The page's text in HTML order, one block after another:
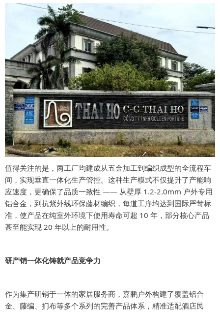
值得关注的是，两工厂均建成从五金加工到编织成型的全流程车
间，实现垂直一体化生产管控。这种生产模式不仅提升了产能响
应速度，更确保了品质一致性 —— 从壁厚 1.2-2.0mm 户外专用
铝合金，到抗紫外线环保藤材编织，每道工序均达到国际严苛标
准，使产品在纯室外环境下使用寿命可超 10 年，部分核心产品
甚至能实现 20 年以上的耐用性。
研产销一体化铸就产品竞争力
作为集产研销于一体的家居服务商，嘉鹏户外构建了覆盖铝合
金、藤编、扪布等多个系列的完善产品体系，精准适配酒店民